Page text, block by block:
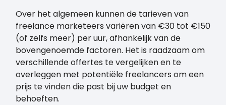
Over het algemeen kunnen de tarieven van
freelance marketeers variëren van €30 tot €150
(of zelfs meer) per uur, afhankelijk van de
bovengenoemde factoren. Het is raadzaam om
verschillende offertes te vergelijken en te
overleggen met potentiële freelancers om een
prijs te vinden die past bij uw budget en
behoeften.